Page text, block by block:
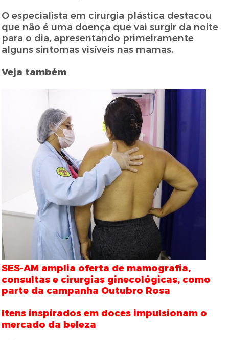
O especialista em cirurgia plástica destacou
que não é uma doença que vai surgir da noite
para o dia, apresentando primeiramente
alguns sintomas visíveis nas mamas.
Veja também
SES-AM amplia oferta de mamografia,
consultas e cirurgias ginecológicas, como
parte da campanha Outubro Rosa
Itens inspirados em doces impulsionam o
mercado da beleza